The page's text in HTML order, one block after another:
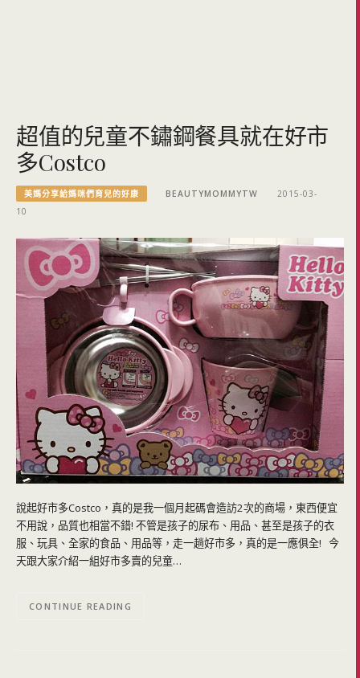
超值的兒童不鏽鋼餐具就在好市
多Costco
美媽分享給媽咪們育兒的好康 BEAUTYMOMMYTW
2015-03-
10
說起好市多Costco，真的是我一個月起碼會造訪2次的商場，東西便宜
不用說，品質也相當不錯! 不管是孩子的尿布、用品、甚至是孩子的衣
服、玩具、全家的食品、用品等，走一趟好市多，真的是一應俱全! 今
天跟大家介紹一組好市多賣的兒童…
CONTINUE READING